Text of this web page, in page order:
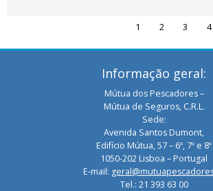
1 2 3 4
Informação geral:
Mútua dos Pescadores –
Mútua de Seguros, C.R.L.
Sede:
Avenida Santos Dumont,
Edifício Mútua, 57 – 6º, 7º e 8º
1050-202 Lisboa – Portugal
E-mail:
Tel.: 21 393 63 00